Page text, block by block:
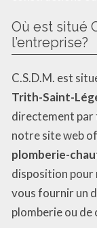
Où est situé
l’entreprise?
C.S.D.M. est
Trith-Saint-
directement par
notre site web
plomberie-
disposition pour
vous fournir un
plomberie ou de